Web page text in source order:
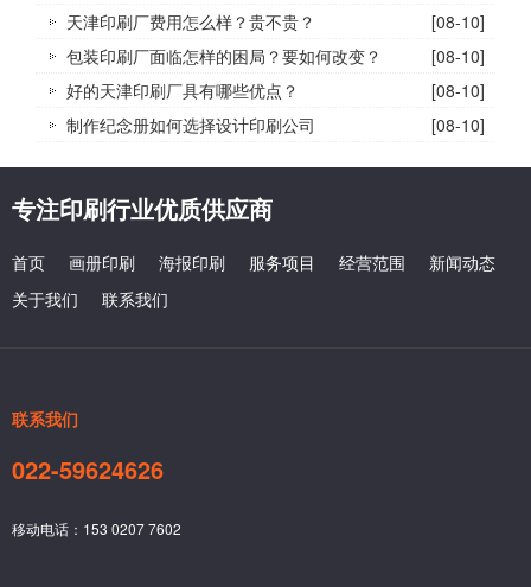
天津印刷厂费用怎么样？贵不贵？
[08-10]
包装印刷厂面临怎样的困局？要如何改变？
[08-10]
好的天津印刷厂具有哪些优点？
[08-10]
制作纪念册如何选择设计印刷公司
[08-10]
专注印刷行业优质供应商
首页 画册印刷 海报印刷 服务项目 经营范围
新闻动态
关于我们
联系我们
联系我们
022-59624626
移动电话：153 0207 7602